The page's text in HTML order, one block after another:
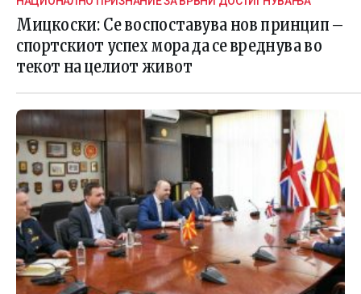
Мицкоски: Се воспоставува нов принцип –
спортскиот успех мора да се вреднува во
текот на целиот живот